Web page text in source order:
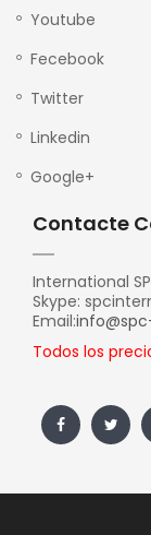
Youtube
Fecebook
Twitter
Linkedin
Google+
Contacte
International
Skype:
Email:
Todos los